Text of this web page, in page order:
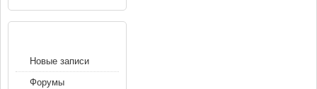
Новые записи
Форумы